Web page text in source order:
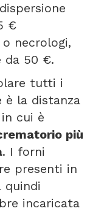
€
necrologi,
da 50 €.
tutti i
è la distanza
cui è
più
. I forni
presenti in
quindi
incaricata